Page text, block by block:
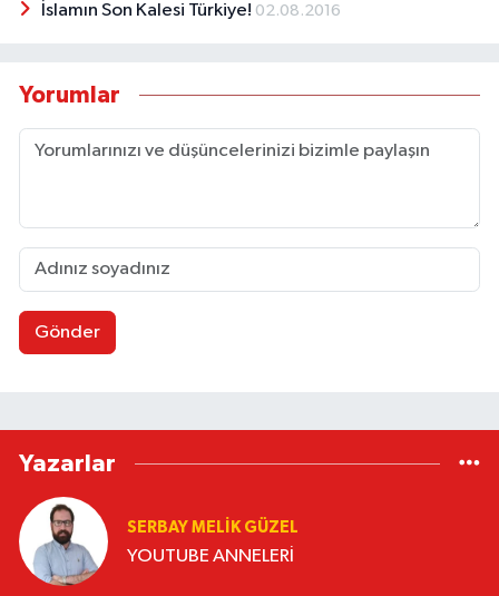
İslamın Son Kalesi Türkiye! 02.08.2016
Yorumlar
Gönder
Yazarlar
SERBAY MELIK GÜZEL
YOUTUBE ANNELERİ